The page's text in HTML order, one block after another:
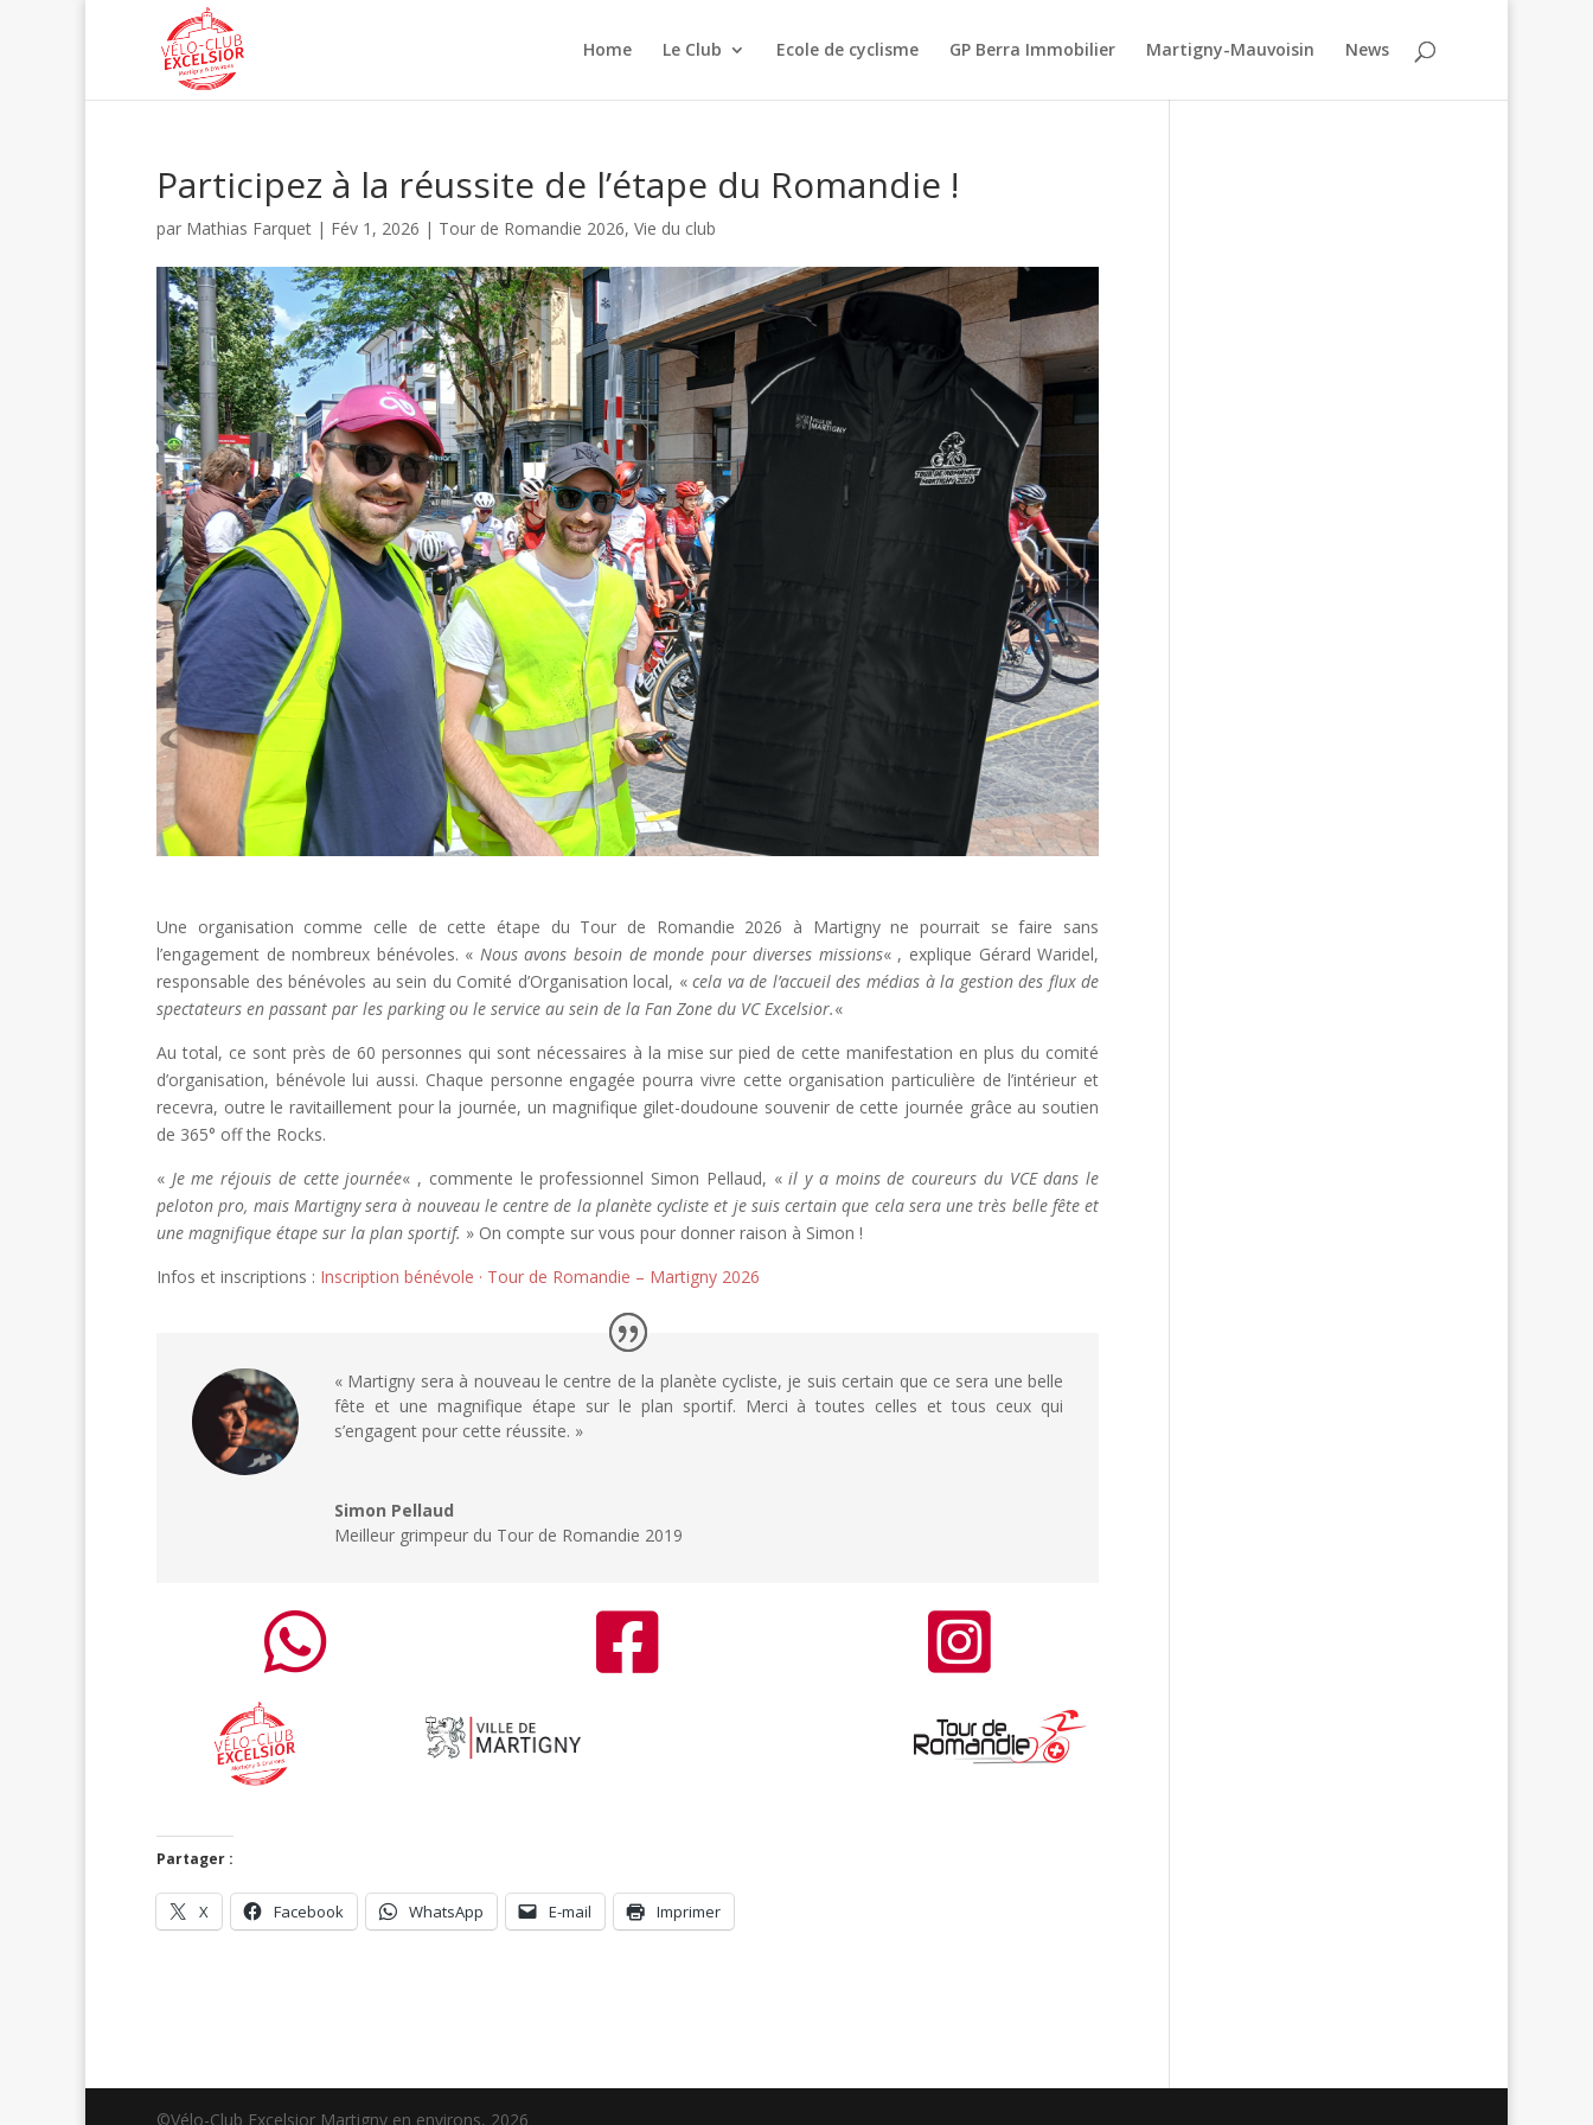
Home Le Club Ecole de cyclisme GP Berra Immobilier Martigny-Mauvoisin News
Participez à la réussite de l’étape du Romandie !
par Mathias Farquet | Fév 1, 2026 | Tour de Romandie 2026, Vie du club
Une organisation comme celle de cette étape du Tour de Romandie 2026 à Martigny ne pourrait se faire sans
l’engagement de nombreux bénévoles. « Nous avons besoin de monde pour diverses missions« , explique Gérard Waridel,
responsable des bénévoles au sein du Comité d’Organisation local, «cela va de l’accueil des médias à la gestion des flux de
spectateurs en passant par les parking ou le service au sein de la Fan Zone du VC Excelsior.«
Au total, ce sont près de 60 personnes qui sont nécessaires à la mise sur pied de cette manifestation en plus du comité
d’organisation, bénévole lui aussi. Chaque personne engagée pourra vivre cette organisation particulière de l’intérieur et
recevra, outre le ravitaillement pour la journée, un magnifique gilet-doudoune souvenir de cette journée grâce au soutien
de 365° off the Rocks.
« Je me réjouis de cette journée« , commente le professionnel Simon Pellaud, «il y a moins de coureurs du VCE dans le
peloton pro, mais Martigny sera à nouveau le centre de la planète cycliste et je suis certain que cela sera une très belle fête et
une magnifique étape sur la plan sportif. » On compte sur vous pour donner raison à Simon !
Infos et inscriptions : Inscription bénévole · Tour de Romandie – Martigny 2026
« Martigny sera à nouveau le centre de la planète cycliste, je suis certain que ce sera une belle
fête et une magnifique étape sur le plan sportif. Merci à toutes celles et tous ceux qui
s’engagent pour cette réussite. »
Simon Pellaud
Meilleur grimpeur du Tour de Romandie 2019
  
Partager :
X Facebook WhatsApp E-mail Imprimer
©Vélo-Club Excelsior Martigny en environs, 2026